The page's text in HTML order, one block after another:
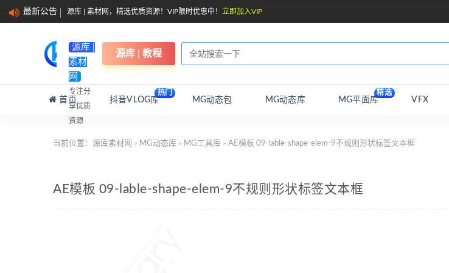
最新公告 源库 | 素材网，精选优质资源！VIP限时优惠中！ 立即加入VIP
源库 |
素材
网
专注分
享优质
资源
源库 | 教程
首页 抖音VLOG库
热门
MG动态包 MG动态库 MG平面库
精选
VFX
当前位置： 源库素材网 > MG动态库 > MG工具库 > AE模板 09-lable-shape-elem-9不规则形状标签文本框
AE模板 09-lable-shape-elem-9不规则形状标签文本框